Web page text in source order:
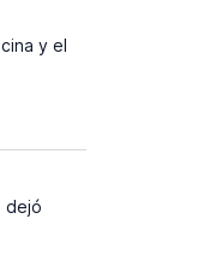
y el
dejó